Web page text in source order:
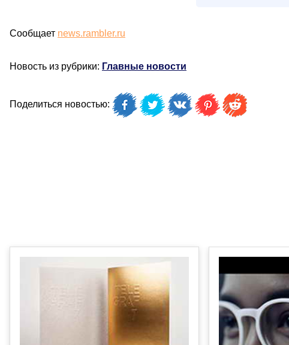
Сообщает news.rambler.ru
Новость из рубрики: Главные новости
Поделиться новостью: